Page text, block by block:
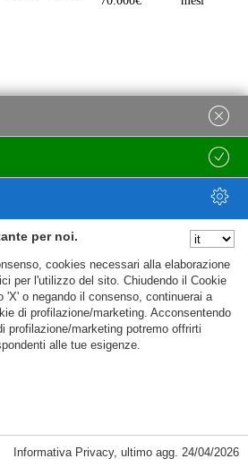
per noi.
cookies necessari alla elaborazione
per l'utilizzo del sito. Chiudendo il Cookie
'X' o negando il consenso, continuerai a
di profilazione/marketing. Acconsentendo
profilazione/marketing potremo offrirti
alle tue esigenze.
di Sessione
Informativa Privacy, ultimo agg. 24/04/2026